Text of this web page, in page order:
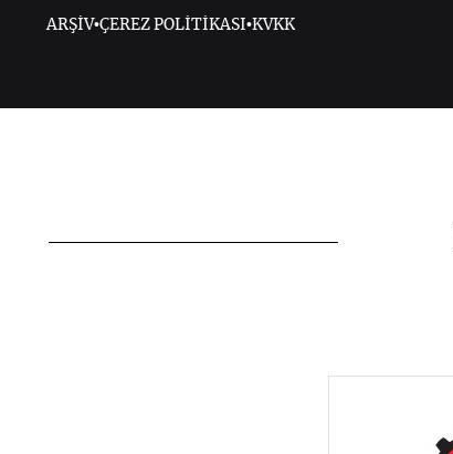
ARŞİV•ÇEREZ POLİTİKASI •KVKK